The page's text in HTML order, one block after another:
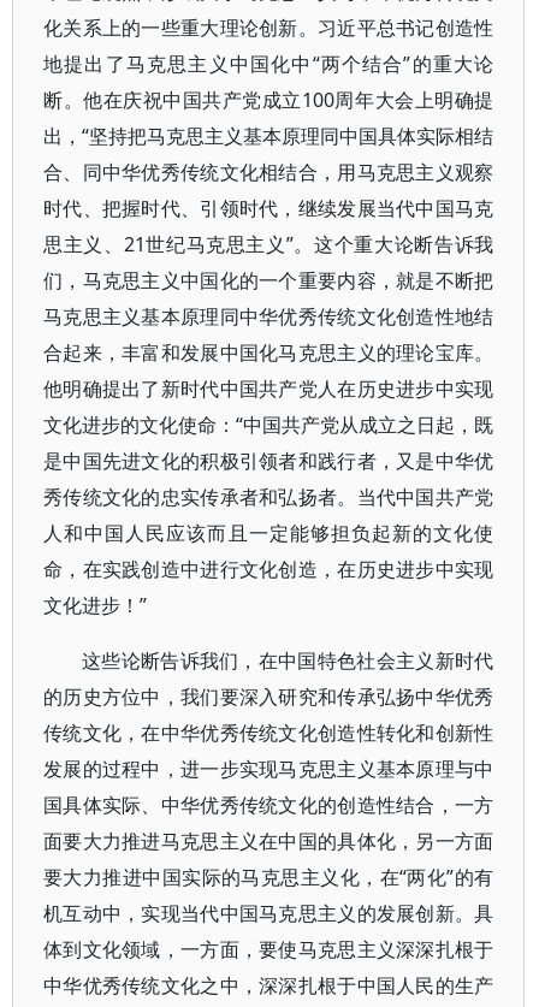
化关系上的一些重大理论创新。习近平总书记创造性
地提出了马克思主义中国化中“两个结合”的重大论
断。他在庆祝中国共产党成立100周年大会上明确提
出，“坚持把马克思主义基本原理同中国具体实际相结
合、同中华优秀传统文化相结合，用马克思主义观察
时代、把握时代、引领时代，继续发展当代中国马克
思主义、21世纪马克思主义”。这个重大论断告诉我
们，马克思主义中国化的一个重要内容，就是不断把
马克思主义基本原理同中华优秀传统文化创造性地结
合起来，丰富和发展中国化马克思主义的理论宝库。
他明确提出了新时代中国共产党人在历史进步中实现
文化进步的文化使命：“中国共产党从成立之日起，既
是中国先进文化的积极引领者和践行者，又是中华优
秀传统文化的忠实传承者和弘扬者。当代中国共产党
人和中国人民应该而且一定能够担负起新的文化使
命，在实践创造中进行文化创造，在历史进步中实现
文化进步！”
这些论断告诉我们，在中国特色社会主义新时代
的历史方位中，我们要深入研究和传承弘扬中华优秀
传统文化，在中华优秀传统文化创造性转化和创新性
发展的过程中，进一步实现马克思主义基本原理与中
国具体实际、中华优秀传统文化的创造性结合，一方
面要大力推进马克思主义在中国的具体化，另一方面
要大力推进中国实际的马克思主义化，在“两化”的有
机互动中，实现当代中国马克思主义的发展创新。具
体到文化领域，一方面，要使马克思主义深深扎根于
中华优秀传统文化之中，深深扎根于中国人民的生产